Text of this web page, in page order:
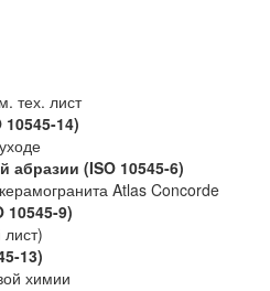
тех. лист
14)
абразии (ISO 10545-6)
Atlas Concorde
10545-9)
13)
химии